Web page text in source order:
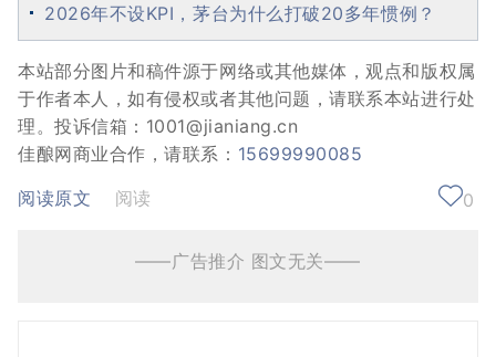
2026年不设KPI，茅台为什么打破20多年惯例？
本站部分图片和稿件源于网络或其他媒体，观点和版权属
于作者本人，如有侵权或者其他问题，请联系本站进行处
理。投诉信箱：1001@jianiang.cn
佳酿网商业合作，请联系： 15699990085
阅读原文
阅读 0
——广告推介 图文无关——